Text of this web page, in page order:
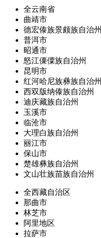
全云南省
曲靖市
德宏傣族景颇族自治州
普洱市
昭通市
怒江傈僳族自治州
昆明市
红河哈尼族彝族自治州
西双版纳傣族自治州
迪庆藏族自治州
玉溪市
临沧市
大理白族自治州
丽江市
保山市
楚雄彝族自治州
文山壮族苗族自治州
全西藏自治区
那曲市
林芝市
阿里地区
拉萨市